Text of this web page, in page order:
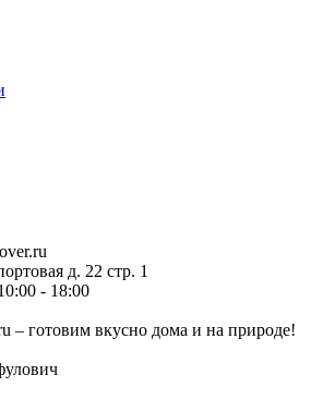
д. 22 стр. 1
- 18:00
– готовим вкусно дома и на природе!